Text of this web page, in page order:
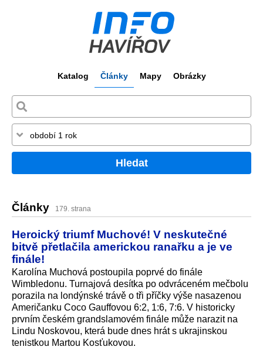
Katalog Články Mapy Obrázky
Hledat
Články 179. strana
Heroický triumf Muchové! V neskutečné
bitvě přetlačila americkou ranařku a je ve
finále!
Karolína Muchová postoupila poprvé do finále
Wimbledonu. Turnajová desítka po odvráceném mečbolu
porazila na londýnské trávě o tři příčky výše nasazenou
Američanku Coco Gauffovou 6:2, 1:6, 7:6. V historicky
prvním českém grandslamovém finále může narazit na
Lindu Noskovou, která bude dnes hrát s ukrajinskou
tenistkou Martou Kosťukovou.